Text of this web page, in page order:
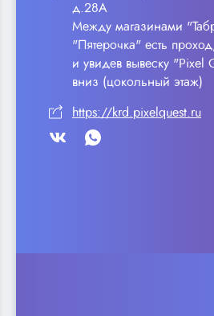
д.28А
Между магазинами
"Пятерочка" есть
и увидев вывеску "Pixel
вниз (цокольный этаж)
https://krd.pixelquest.ru